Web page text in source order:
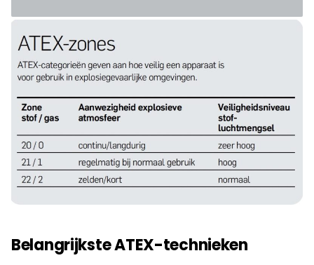
Belangrijkste ATEX-technieken